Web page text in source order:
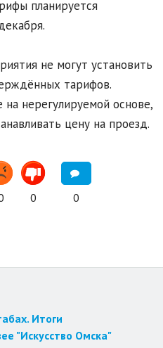
планируется
не могут установить
тарифов.
нерегулируемой основе,
цену на проезд.
0 0
Итоги
"Искусство Омска"